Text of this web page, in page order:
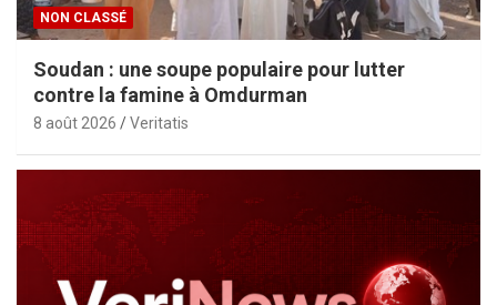
NON CLASSÉ
Soudan : une soupe populaire pour lutter
contre la famine à Omdurman
8 août 2026 Veritatis